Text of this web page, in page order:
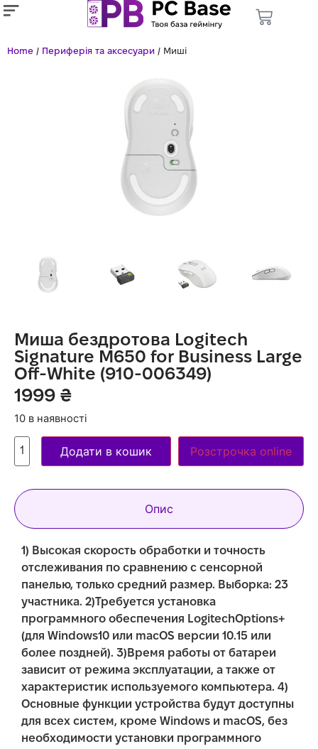
Home / Периферія та аксесуари / Миші
Миша бездротова Logitech
Signature M650 for Business Large
Off-White (910-006349)
1999 ₴
10 в наявності
Додати в кошик Розстрочка online
Опис
1) Высокая скорость обработки и точность
отслеживания по сравнению с сенсорной
панелью, только средний размер. Выборка: 23
участника. 2)Требуется установка
программного обеспечения LogitechOptions+
(для Windows10 или macOS версии 10.15 или
более поздней). 3)Время работы от батареи
зависит от режима эксплуатации, а также от
характеристик используемого компьютера. 4)
Основные функции устройства будут доступны
для всех систем, кроме Windows и macOS, без
необходимости установки программного